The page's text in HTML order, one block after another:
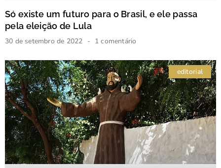
Só existe um futuro para o Brasil, e ele passa
pela eleição de Lula
30 de setembro de 2022 1 comentário
editorial